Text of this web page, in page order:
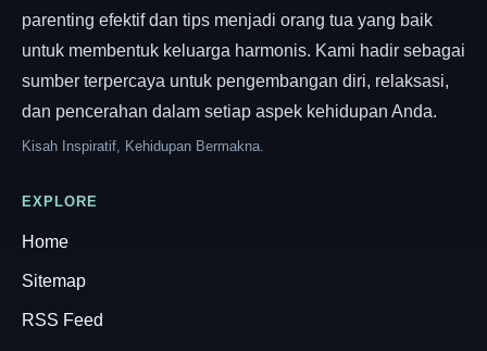
parenting efektif dan tips menjadi orang tua yang baik
untuk membentuk keluarga harmonis. Kami hadir sebagai
sumber terpercaya untuk pengembangan diri, relaksasi,
dan pencerahan dalam setiap aspek kehidupan Anda.
Kisah Inspiratif, Kehidupan Bermakna.
EXPLORE
Home
Sitemap
RSS Feed